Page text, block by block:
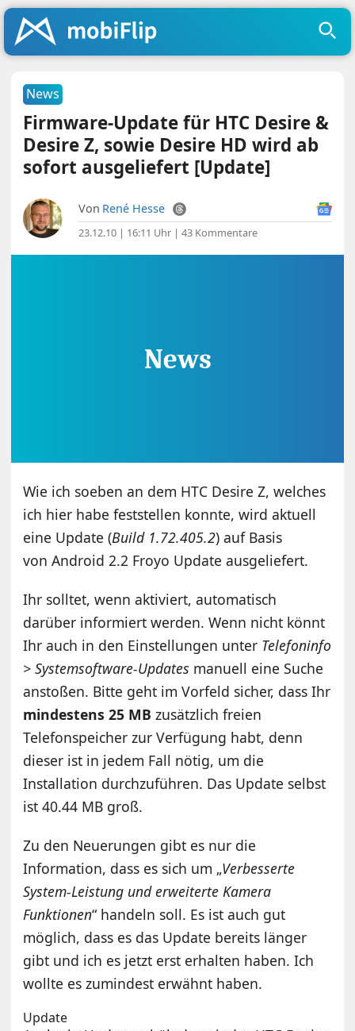
News
Firmware-Update für HTC Desire &
Desire Z, sowie Desire HD wird ab
sofort ausgeliefert [Update]
Von René Hesse
23.12.10 | 16:11 Uhr |43 Kommentare
Wie ich soeben an dem HTC Desire Z, welches
ich hier habe feststellen konnte, wird aktuell
eine Update (Build 1.72.405.2) auf Basis
von Android 2.2 Froyo Update ausgeliefert.
Ihr solltet, wenn aktiviert, automatisch
darüber informiert werden. Wenn nicht könnt
Ihr auch in den Einstellungen unter Telefoninfo
> Systemsoftware-Updates manuell eine Suche
anstoßen. Bitte geht im Vorfeld sicher, dass Ihr
mindestens 25 MBzusätzlich freien
Telefonspeicher zur Verfügung habt, denn
dieser ist in jedem Fall nötig, um die
Installation durchzuführen. Das Update selbst
ist 40.44 MB groß.
Zu den Neuerungen gibt es nur die
Information, dass es sich um „Verbesserte
System-Leistung und erweiterte Kamera
Funktionen“ handeln soll. Es ist auch gut
möglich, dass es das Update bereits länger
gibt und ich es jetzt erst erhalten haben. Ich
wollte es zumindest erwähnt haben.
Update